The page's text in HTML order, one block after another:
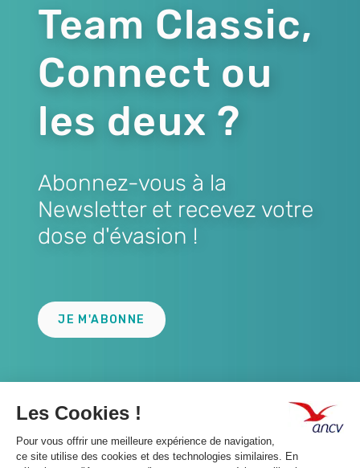
Team Classic,
Connect ou
les deux ?
Abonnez-vous à la
Newsletter et recevez votre
dose d'évasion !
JE M'ABONNE